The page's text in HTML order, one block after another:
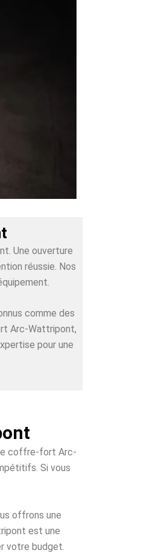
Une ouverture
réussie. Nos
comme des
Arc-Wattripont,
pour une
coffre-fort Arc-
Si vous
offrons une
est une
votre budget.